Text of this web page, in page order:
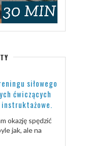
siłowego
ćwiczących
instruktażowe.
okazję spędzić
jak, ale na